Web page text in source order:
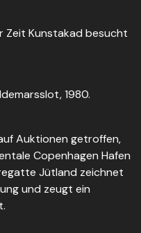
Zeit Kunstakad besucht
1980.
Auktionen getroffen,
Copenhagen Hafen
Jütland zeichnet
und zeugt ein